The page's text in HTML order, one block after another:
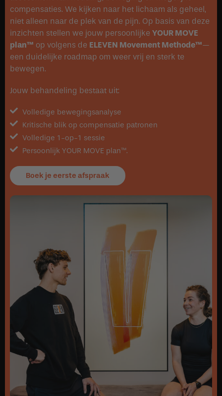
compensaties. We kijken naar het lichaam als geheel,
niet alleen naar de plek van de pijn. Op basis van deze
inzichten stellen we jouw persoonlijke YOUR MOVE
plan™ op volgens de ELEVEN Movement Methode™—
een duidelijke roadmap om weer vrij en sterk te
bewegen.
Jouw behandeling bestaat uit:
Volledige bewegingsanalyse
Kritische blik op compensatie patronen
Volledige 1-op-1 sessie
Persoonlijk YOUR MOVE plan™.
Boek je eerste afspraak